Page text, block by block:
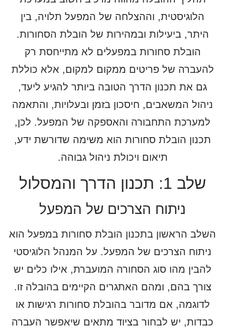
הלוגיסטית, וההצלחה של המפעל תלויה, בין
היתר, ביעילות ובמהירות של הובלת הסחורות.
הובלת סחורות במפעלים לא מתייחסת רק
להעברה של פריטים ממקום למקום, אלא כוללת
גם את תכנון הדרך הטובה ביותר להגיע ליעד,
ניהול המשאבים, חיסכון בזמן ובעלויות, והתאמה
למערכת התחבורה והאספקה של המפעל. לכן,
תכנון הובלת סחורות הוא משימה שדורשת ידע,
תיאום ויכולת ניהול גבוהה.
שלב 1: תכנון הדרך והמסלול
ניתוח הצרכים של המפעל
השלב הראשון בתכנון הובלת סחורות במפעל הוא
ניתוח הצרכים של המפעל. על המנהל הלוגיסטי
להבין מהו סוג הסחורה המועברת, אילו כלים יש
צורך בהם, ומהם האתגרים הקיימים בהובלה זו.
לדוגמה, אם מדובר בהובלת סחורות רגישות או
כבדות, יש לבחור בציוד מתאים שיאפשר העברה